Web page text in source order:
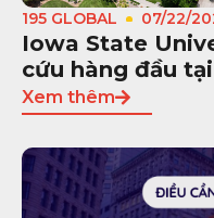
195 GLOBAL 07/22/
Iowa State
cứu hàng đầu
Xem thêm